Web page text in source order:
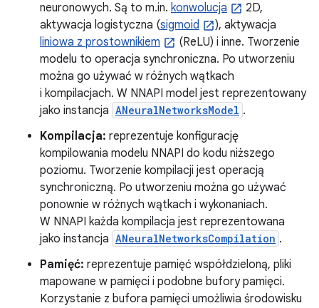
neuronowych. Są to m.in. konwolucja
2D,
aktywacja logistyczna (sigmoid
), aktywacja
liniowa z prostownikiem
(ReLU) i inne. Tworzenie
modelu to operacja synchroniczna. Po utworzeniu
można go używać w różnych wątkach
i kompilacjach. W NNAPI model jest reprezentowany
jako instancja ANeuralNetworksModel .
Kompilacja: reprezentuje konfigurację
kompilowania modelu NNAPI do kodu niższego
poziomu. Tworzenie kompilacji jest operacją
synchroniczną. Po utworzeniu można go używać
ponownie w różnych wątkach i wykonaniach.
W NNAPI każda kompilacja jest reprezentowana
jako instancja ANeuralNetworksCompilation .
Pamięć: reprezentuje pamięć współdzieloną, pliki
mapowane w pamięci i podobne bufory pamięci.
Korzystanie z bufora pamięci umożliwia środowisku